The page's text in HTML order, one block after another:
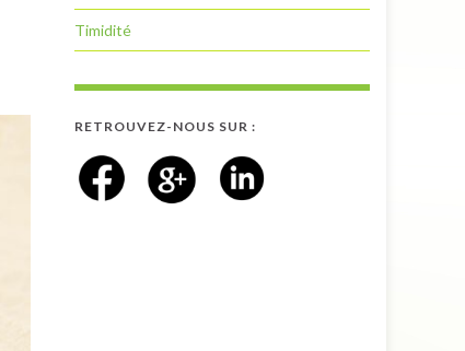
Timidité
RETROUVEZ-NOUS SUR :